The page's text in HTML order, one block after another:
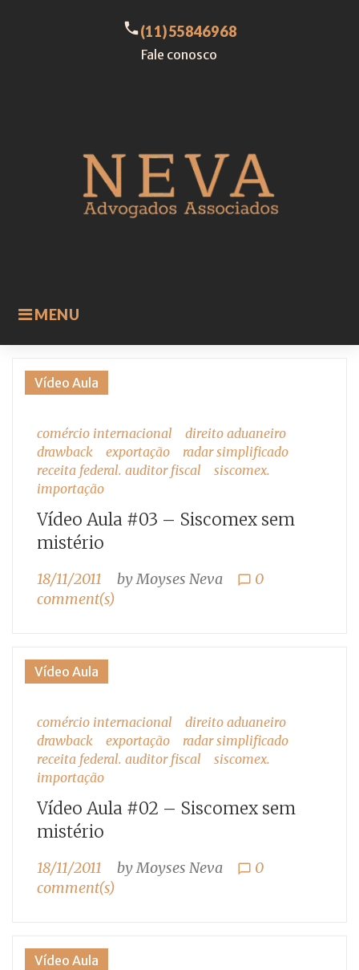
MENU
call(11)55846968
Fale conosco
Tag:
internacional
Vídeo Aula
comércio internacional
direito aduaneiro
drawback
exportação
radar simplificado
receita federal. auditor fiscal
siscomex.
importação
Vídeo Aula #03 – Siscomex sem
mistério
18/11/2011 byMoyses Neva chat_bubble_outline 0
comment(s)
Vídeo Aula
comércio internacional
direito aduaneiro
drawback
exportação
radar simplificado
receita federal. auditor fiscal
siscomex.
importação
Vídeo Aula #02 – Siscomex sem
mistério
18/11/2011 byMoyses Neva chat_bubble_outline 0
comment(s)
Vídeo Aula